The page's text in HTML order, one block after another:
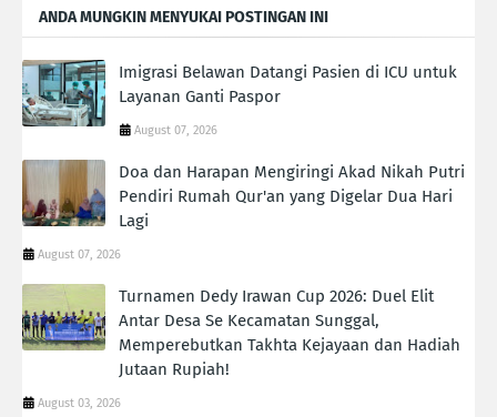
ANDA MUNGKIN MENYUKAI POSTINGAN INI
Imigrasi Belawan Datangi Pasien di ICU untuk
Layanan Ganti Paspor
August 07, 2026
Doa dan Harapan Mengiringi Akad Nikah Putri
Pendiri Rumah Qur'an yang Digelar Dua Hari
Lagi
August 07, 2026
Turnamen Dedy Irawan Cup 2026: Duel Elit
Antar Desa Se Kecamatan Sunggal,
Memperebutkan Takhta Kejayaan dan Hadiah
Jutaan Rupiah!
August 03, 2026